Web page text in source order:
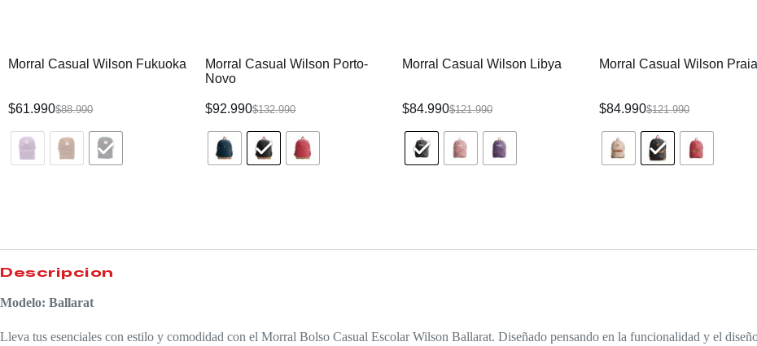
Morral Casual Wilson Fukuoka
$88.990
$61.990
Morral Casual Wilson Porto-
Novo
$132.990
$92.990
Morral Casual Wilson Libya
$121.990
$84.990
Morral Casual Wilson Praia
$121.990
$84.990
Descripción
Modelo: Ballarat
Lleva tus esenciales con estilo y comodidad con el Morral Bolso Casual Escolar Wilson Ballarat. Diseñado pensando en la funcionalidad y el